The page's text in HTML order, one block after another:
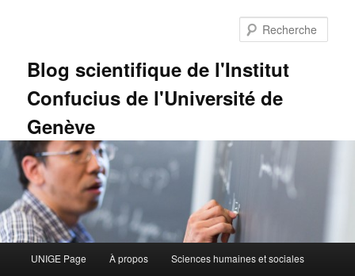
Blog scientifique de l'Institut
Confucius de l'Université de
Genève
principal
UNIGE Page À propos Sciences humaines et sociales